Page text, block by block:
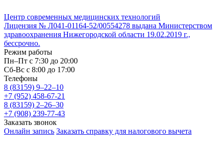
Центр современных медицинских технологий
Лицензия № Л041-01164-52/00554278 выдана Министерством
здравоохранения Нижегородской области 19.02.2019 г.,
бессрочно.
Режим работы
Пн–Пт с 7:30 до 20:00
Cб-Вс с 8:00 до 17:00
Телефоны
8 (83159) 9–22–10
+7 (952) 458-67-21
8 (83159) 2–26–30
+7 (908) 239-77-43
Заказать звонок
Онлайн запись Заказать справку для налогового вычета